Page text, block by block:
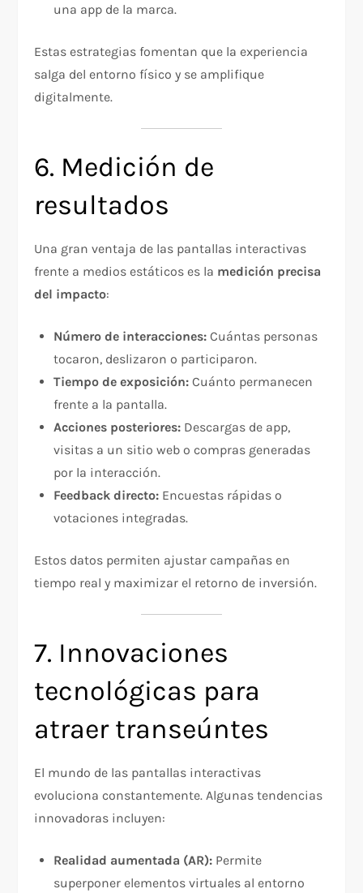
una app de la marca.
Estas estrategias fomentan que la experiencia
salga del entorno físico y se amplifique
digitalmente.
6. Medición de
resultados
Una gran ventaja de las pantallas interactivas
frente a medios estáticos es la medición precisa
del impacto:
Número de interacciones: Cuántas personas
tocaron, deslizaron o participaron.
Tiempo de exposición: Cuánto permanecen
frente a la pantalla.
Acciones posteriores: Descargas de app,
visitas a un sitio web o compras generadas
por la interacción.
Feedback directo: Encuestas rápidas o
votaciones integradas.
Estos datos permiten ajustar campañas en
tiempo real y maximizar el retorno de inversión.
7. Innovaciones
tecnológicas para
atraer transeúntes
El mundo de las pantallas interactivas
evoluciona constantemente. Algunas tendencias
innovadoras incluyen:
Realidad aumentada (AR): Permite
superponer elementos virtuales al entorno